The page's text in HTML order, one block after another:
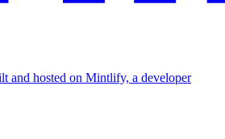
and hosted on Mintlify, a developer